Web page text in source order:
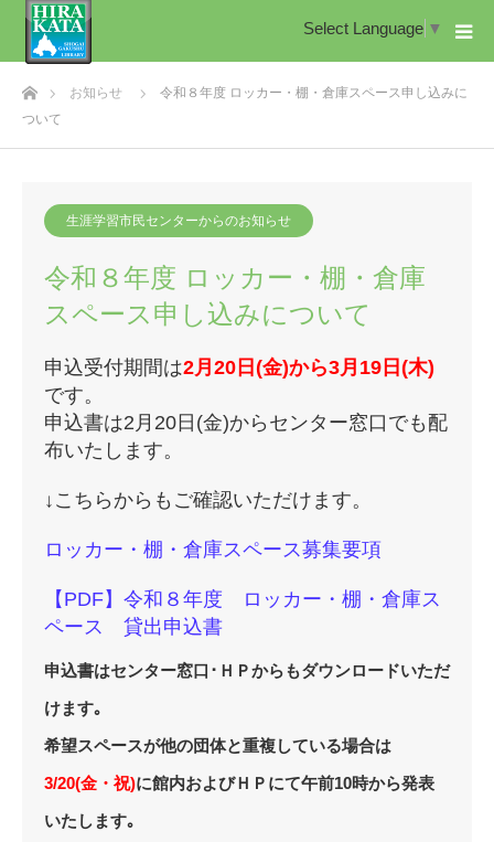
Select Language ▼
ホームお知らせ
令和８年度 ロッカー・棚・倉庫スペース申し込みに
ついて
生涯学習市民センターからのお知らせ
令和８年度 ロッカー・棚・倉庫
スペース申し込みについて
申込受付期間は2月20日(金)から3月19日(木)
です。
申込書は2月20日(金)からセンター窓口でも配
布いたします。
↓こちらからもご確認いただけます。
ロッカー・棚・倉庫スペース募集要項
【PDF】令和８年度 ロッカー・棚・倉庫ス
ペース 貸出申込書
申込書はセンター窓口･ＨＰからもダウンロードいただ
けます｡
希望スペースが他の団体と重複している場合は
3/20(金・祝)に館内およびＨＰにて午前10時から発表
いたします｡